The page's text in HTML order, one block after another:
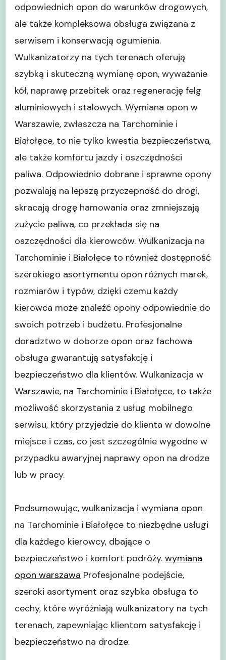
odpowiednich opon do warunków drogowych,
ale także kompleksowa obsługa związana z
serwisem i konserwacją ogumienia.
Wulkanizatorzy na tych terenach oferują
szybką i skuteczną wymianę opon, wyważanie
kół, naprawę przebitek oraz regenerację felg
aluminiowych i stalowych. Wymiana opon w
Warszawie, zwłaszcza na Tarchominie i
Białołęce, to nie tylko kwestia bezpieczeństwa,
ale także komfortu jazdy i oszczędności
paliwa. Odpowiednio dobrane i sprawne opony
pozwalają na lepszą przyczepność do drogi,
skracają drogę hamowania oraz zmniejszają
zużycie paliwa, co przekłada się na
oszczędności dla kierowców. Wulkanizacja na
Tarchominie i Białołęce to również dostępność
szerokiego asortymentu opon różnych marek,
rozmiarów i typów, dzięki czemu każdy
kierowca może znaleźć opony odpowiednie do
swoich potrzeb i budżetu. Profesjonalne
doradztwo w doborze opon oraz fachowa
obsługa gwarantują satysfakcję i
bezpieczeństwo dla klientów. Wulkanizacja w
Warszawie, na Tarchominie i Białołęce, to także
możliwość skorzystania z usług mobilnego
serwisu, który przyjedzie do klienta w dowolne
miejsce i czas, co jest szczególnie wygodne w
przypadku awaryjnej naprawy opon na drodze
lub w pracy.
Podsumowując, wulkanizacja i wymiana opon
na Tarchominie i Białołęce to niezbędne usługi
dla każdego kierowcy, dbające o
bezpieczeństwo i komfort podróży. wymiana
opon warszawa Profesjonalne podejście,
szeroki asortyment oraz szybka obsługa to
cechy, które wyróżniają wulkanizatory na tych
terenach, zapewniając klientom satysfakcję i
bezpieczeństwo na drodze.